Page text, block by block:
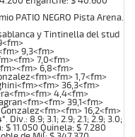
PATIO NEGRO Pista Arena.
y Tintinella del stud
9,3<fm>
7,0<fm>
6,8<fm>
1,7<fm>
36,3<fm>
4,4<fm>
39,1<fm>
16,2<fm>
Div.: 8.9; 3.1; 2.9; 2.1; 2.9; 3.0;
11.050 Quinela: $ 7.280